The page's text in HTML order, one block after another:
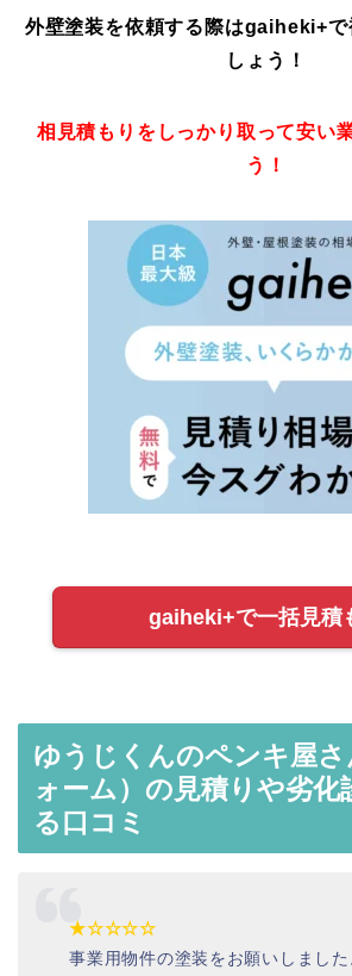
外壁塗装を依頼する際はgaiheki+で
しょう！
相見積もりをしっかり取って安い
う！
gaiheki+で一括見積
ゆうじくんのペンキ屋
ォーム）の見積りや劣化
る口コミ
★☆☆☆☆
事業用物件の塗装をお願いしまし